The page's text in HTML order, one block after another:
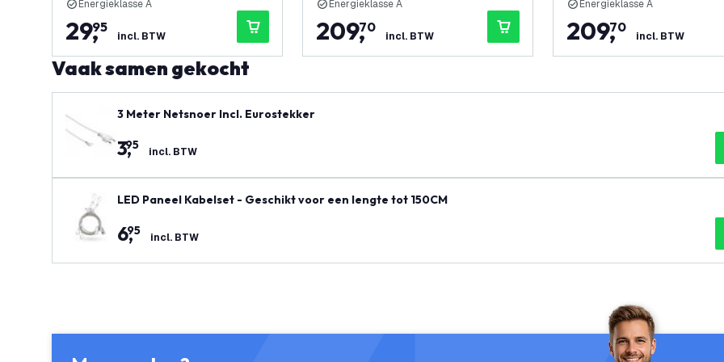
Energieklasse A
29,
95
incl. BTW
Energieklasse A
209,
70
incl. BTW
Energieklasse A
209,
70
incl. BTW
Vaak samen gekocht
3 Meter Netsnoer Incl. Eurostekker
3,
95 incl. BTW
LED Paneel Kabelset - Geschikt voor een lengte tot 150CM
6,
95 incl. BTW